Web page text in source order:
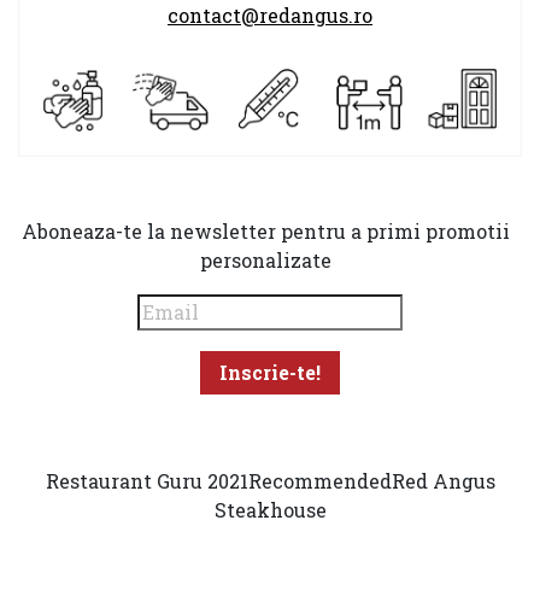
contact@redangus.ro
Aboneaza-te la newsletter pentru a primi promotii
personalizate
Restaurant Guru 2021RecommendedRed Angus
Steakhouse